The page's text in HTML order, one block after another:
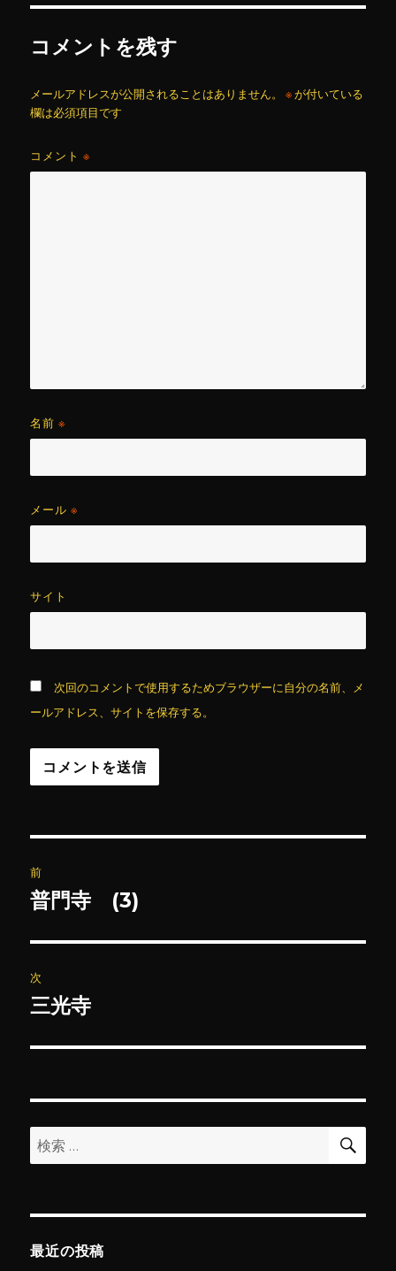
コメントを残す
メールアドレスが公開されることはありません。 ※が付いている
欄は必須項目です
コメント※
名前※
メール※
サイト
次回のコメントで使用するためブラウザーに自分の名前、メ
ールアドレス、サイトを保存する。
稿
ビ
ゲ
ー
ン
前
前
投
稿:
普門寺 (3)
次
次
投
三光寺
検
索:
検
最近の投稿